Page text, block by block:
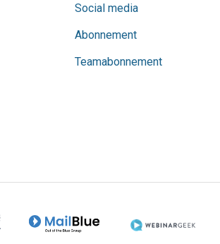
Social media
Abonnement
Teamabonnement